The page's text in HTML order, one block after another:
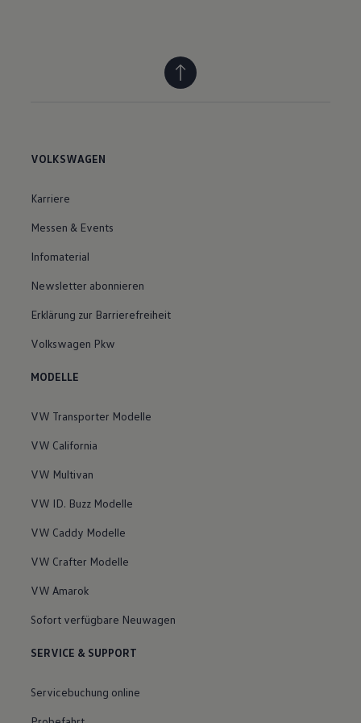
VOLKSWAGEN
Karriere
Messen & Events
Infomaterial
Newsletter abonnieren
Erklärung zur Barrierefreiheit
Volkswagen Pkw
MODELLE
VW Transporter Modelle
VW California
VW Multivan
VW ID. Buzz Modelle
VW Caddy Modelle
VW Crafter Modelle
VW Amarok
Sofort verfügbare Neuwagen
SERVICE & SUPPORT
Servicebuchung online